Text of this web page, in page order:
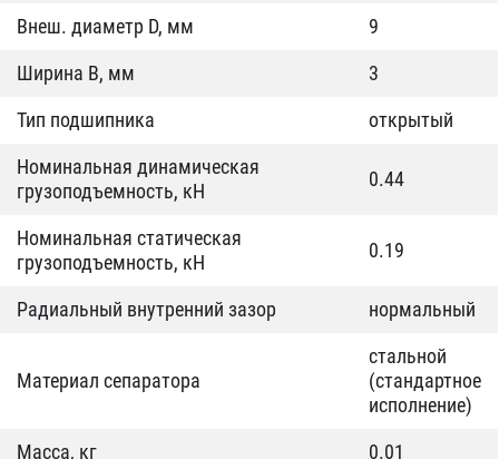
Внеш. диаметр D, мм
9
Ширина B, мм
3
Тип подшипника
открытый
Номинальная динамическая
грузоподъемность, кН
0.44
Номинальная статическая
грузоподъемность, кН
0.19
Радиальный внутренний зазор нормальный
Материал сепаратора
стальной
(стандартное
исполнение)
Масса, кг
0.01